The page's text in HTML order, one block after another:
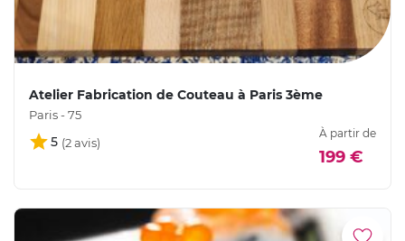
Atelier Fabrication de Couteau à Paris 3ème
Paris - 75
5
À partir de
199 €